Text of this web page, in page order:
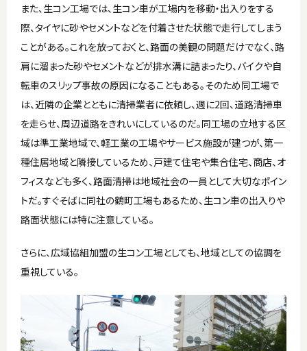
また、生コン工場では、生コン車が工場内を移動・出入りをする
際、タイヤに砂やセメントなどを付着させた状態で走行してしまう
ことがある。これを放っておくと、路面の美観の問題だけでなく、路
肩に溜まった砂やセメントなどが排水溝に詰まったり、バイクや自
転車のスリップ事故の原因になることもある。そのため同工場で
は、近隣の企業とともに清掃業者に依頼し、週に2回、道路清掃車
を走らせ、周辺道路をきれいにしているのだ。同工場の立地する区
域は準工業地域で、軽工業の工場やサービス施設が建つが、第一
種住居地域と隣接しているため、戸建て住宅や集合住宅、商店、オ
フィスなども多く、路面清掃は地域社会の一員として大切なポイン
トだ。すぐそばに同社の鶴町工場もあるため、生コン車の出入りや
路面状態には特に注意している。
さらに、広域協組加盟の生コン工場としても、地域としての協調を
重視している。